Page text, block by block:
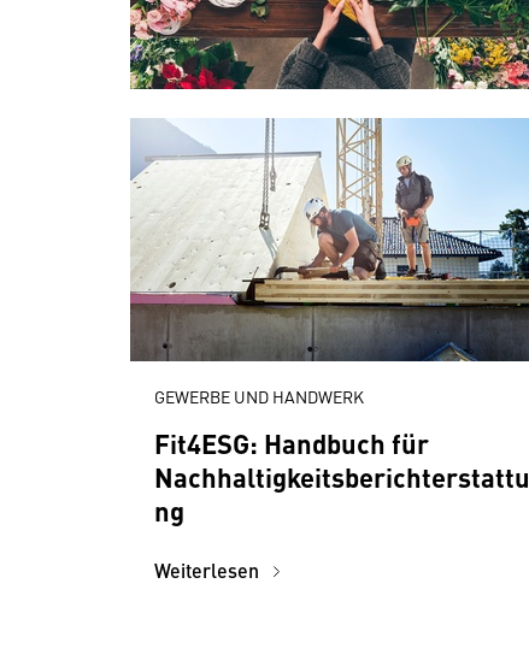
GEWERBE UND HANDWERK
Fit4ESG: Handbuch für
Nachhaltigkeitsberichterstattu
ng
Weiterlesen